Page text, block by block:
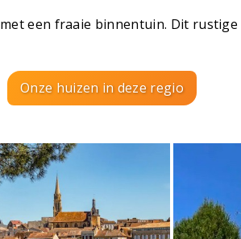
met een fraaie binnentuin. Dit
Onze huizen in deze regio